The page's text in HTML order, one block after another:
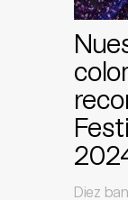
Diez